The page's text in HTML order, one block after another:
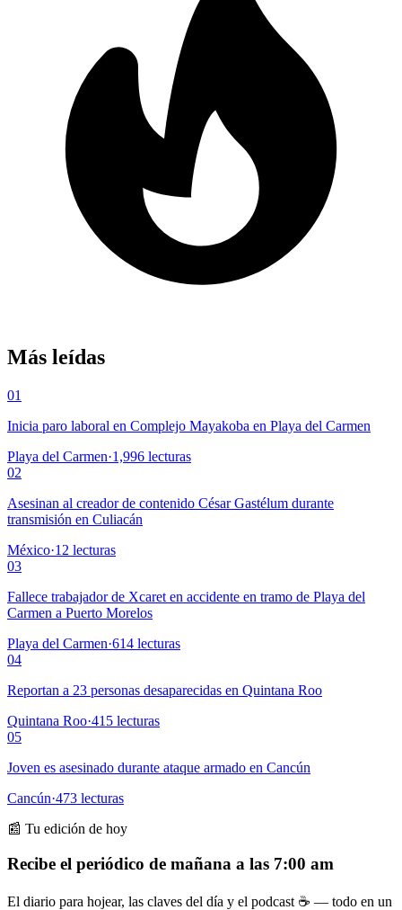
Más leídas
01
Inicia paro laboral en Complejo Mayakoba en Playa del Carmen
Playa del Carmen·1,996 lecturas
02
Asesinan al creador de contenido César Gastélum durante
transmisión en Culiacán
México·12 lecturas
03
Fallece trabajador de Xcaret en accidente en tramo de Playa del
Carmen a Puerto Morelos
Playa del Carmen·614 lecturas
04
Reportan a 23 personas desaparecidas en Quintana Roo
Quintana Roo·415 lecturas
05
Joven es asesinado durante ataque armado en Cancún
Cancún·473 lecturas
📰 Tu edición de hoy
Recibe el periódico de mañana a las 7:00 am
El diario para hojear, las claves del día y el podcast ☕ — todo en un